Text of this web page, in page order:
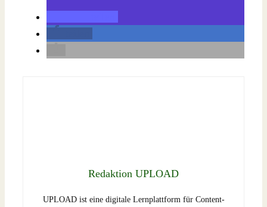
Redaktion UPLOAD
UPLOAD ist eine digitale Lernplattform für Content-